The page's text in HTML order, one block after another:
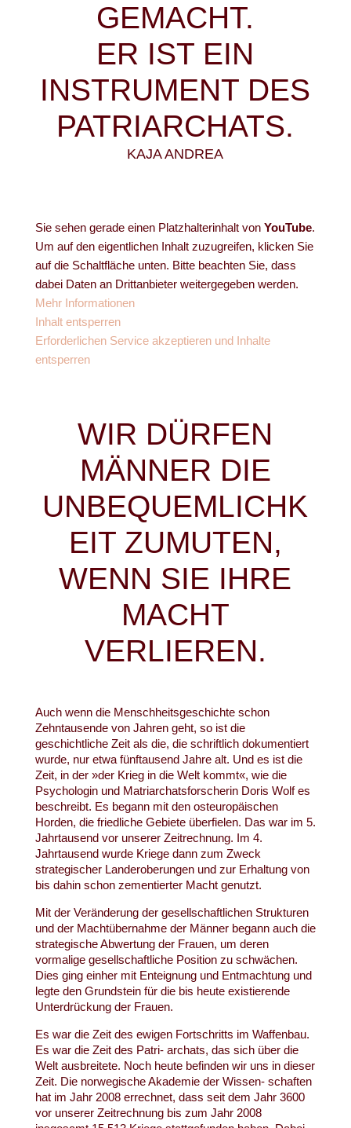
GEMACHT.
ER IST EIN
INSTRUMENT DES
PATRIARCHATS.
KAJA ANDREA
Sie sehen gerade einen Platzhalterinhalt von YouTube.
Um auf den eigentlichen Inhalt zuzugreifen, klicken Sie
auf die Schaltfläche unten. Bitte beachten Sie, dass
dabei Daten an Drittanbieter weitergegeben werden.
Mehr Informationen
Inhalt entsperren
Erforderlichen Service akzeptieren und Inhalte
entsperren
WIR DÜRFEN
MÄNNER DIE
UNBEQUEMLICHK
EIT ZUMUTEN,
WENN SIE IHRE
MACHT
VERLIEREN.
Auch wenn die Menschheitsgeschichte schon
Zehntausende von Jahren geht, so ist die
geschichtliche Zeit als die, die schriftlich dokumentiert
wurde, nur etwa fünftausend Jahre alt. Und es ist die
Zeit, in der »der Krieg in die Welt kommt«, wie die
Psychologin und Matriarchatsforscherin Doris Wolf es
beschreibt. Es begann mit den osteuropäischen
Horden, die friedliche Gebiete überfielen. Das war im 5.
Jahrtausend vor unserer Zeitrechnung. Im 4.
Jahrtausend wurde Kriege dann zum Zweck
strategischer Landeroberungen und zur Erhaltung von
bis dahin schon zementierter Macht genutzt.
Mit der Veränderung der gesellschaftlichen Strukturen
und der Machtübernahme der Männer begann auch die
strategische Abwertung der Frauen, um deren
vormalige gesellschaftliche Position zu schwächen.
Dies ging einher mit Enteignung und Entmachtung und
legte den Grundstein für die bis heute existierende
Unterdrückung der Frauen.
Es war die Zeit des ewigen Fortschritts im Waffenbau.
Es war die Zeit des Patri- archats, das sich über die
Welt ausbreitete. Noch heute befinden wir uns in dieser
Zeit. Die norwegische Akademie der Wissen- schaften
hat im Jahr 2008 errechnet, dass seit dem Jahr 3600
vor unserer Zeitrechnung bis zum Jahr 2008